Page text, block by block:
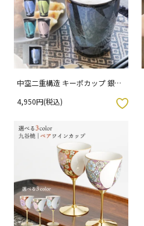
中空二重構造 キーポカップ 銀彩
300ml （化粧箱入り）
4,950円(税込) お気に入りボタン